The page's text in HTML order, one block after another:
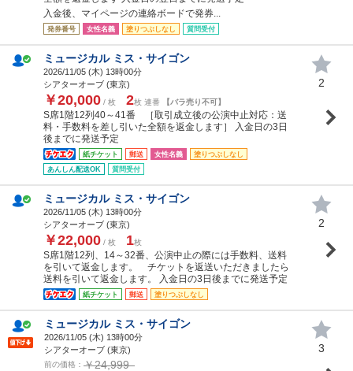
入金後、マイページの連絡ボードで発券...
発券番号 女性名義 塗りつぶしなし 質問受付
ミュージカル ミス・サイゴン
2026/11/05 (木) 13時00分
シアターオーブ (東京)
￥20,000 / 枚 2枚 連番 【バラ売り不可】
S席1階12列40～41番 ［取引成立後の公演中止対応：送
料・手数料を差し引いた全額を返金します］ 入金日の3日
後までに発送予定
紙チケット 郵送 女性名義
塗りつぶしなし
あんしん配送OK
質問受付
2
ミュージカル ミス・サイゴン
2026/11/05 (木) 13時00分
シアターオーブ (東京)
￥22,000 / 枚 1枚
S席1階12列、14～32番、公演中止の際には手数料、送料
を引いて返金します。 チケットを返送いただきましたら
送料を引いて返金します。 入金日の3日後までに発送予定
紙チケット 郵送 塗りつぶしなし
2
ミュージカル ミス・サイゴン
2026/11/05 (木) 13時00分
シアターオーブ (東京)
前の価格： ￥24,999
3